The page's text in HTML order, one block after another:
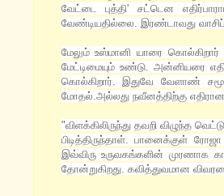
வேட்டை புத்தி' சட்டென
வேண்டியதில்லை. இரண்டாவது
மேலும் உஸ்மானி யாரை
மேட்டிமையும் உண்டு. அன்னியரை
கொல்கிறார். இதுவே வேளாண்
மோதல்.அல்லது நவீனத்திற்கு
"விளக்கிலிருந்து தவறி விழுந்த
பிடித்திருந்தாள். பானைக்குள்
இவ்விரு உருவகங்களின் முரணாக
தோன்றுகிறது. கவித்துவமான